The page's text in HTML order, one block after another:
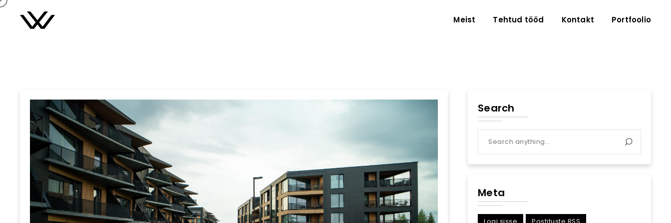
Meist Tehtud tööd Kontakt Portfoolio
Search
Meta